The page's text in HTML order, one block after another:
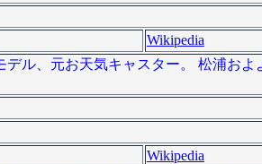
Wikipedia
デル、元お天気キャスター。 松浦およ
Wikipedia